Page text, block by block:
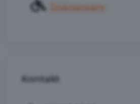
Dostosowany
Kontakt